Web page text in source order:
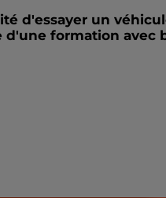
d'essayer un
d'une formation avec